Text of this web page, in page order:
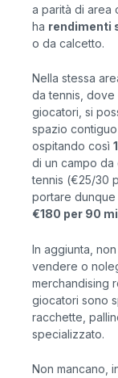
a parità di area
ha rendimenti
o da calcetto.
Nella stessa
da tennis, dove
giocatori, si
spazio
ospitando così
di un campo
tennis (€25/30
portare dunque
€180 per 90
In aggiunta,
vendere o
merchandising
giocatori sono
racchette,
specializzato.
Non mancano,